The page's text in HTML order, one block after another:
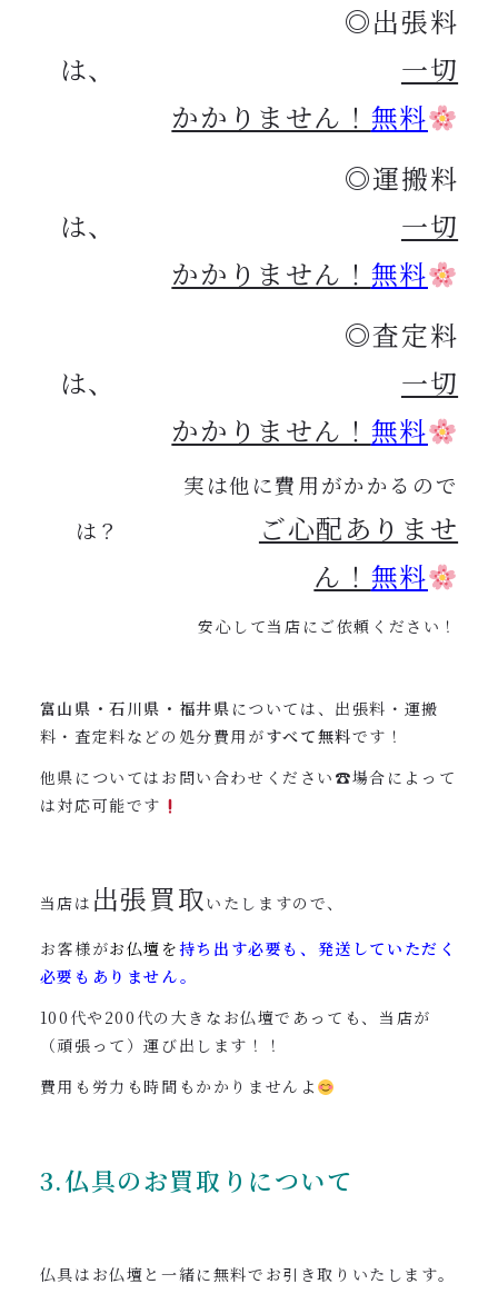
◎出張料
は、 一切
かかりません！ 無料
◎運搬料
は、 一切
かかりません！ 無料
◎査定料
は、 一切
かかりません！ 無料
実は他に費用がかかるので
は？
ご心配ありませ
ん！ 無料
安心して当店にご依頼ください！
富山県・石川県・福井県 については、出張料・運搬
料・査定料などの処分費用がすべて無料です！
他県についてはお問い合わせください☎︎場合によって
は対応可能です
当店は 出張買取いたしますので、
お客様がお仏壇を持ち出す必要も、発送していただく
必要もありません。
100代や200代の大きなお仏壇であっても、当店が
（頑張って）運び出します！！
費用も労力も時間もかかりませんよ
3.仏具のお買取りについて
仏具はお仏壇と一緒に無料でお引き取りいたします。